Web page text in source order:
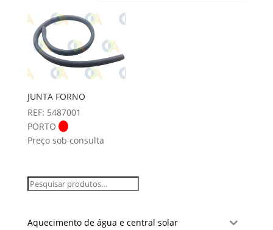
JUNTA FORNO
REF: 5487001
PORTO
Preço sob consulta
Aquecimento de água e central solar